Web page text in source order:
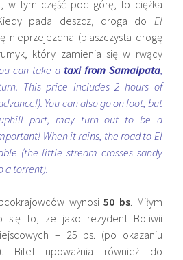
w tym część pod górę, to ciężka
pada deszcz, droga do El
nieprzejezdna (piaszczysta drogę
który zamienia się w rwący
can take a taxi from Samaipata,
This price includes 2 hours of
You can also go on foot, but
part, may turn out to be a
When it rains, the road to El
(the little stream crosses sandy
a torrent).
wynosi50 bs. Miłym
się to, ze jako rezydent Boliwii
– 25 bs. (po okazaniu
Bilet upoważnia również do